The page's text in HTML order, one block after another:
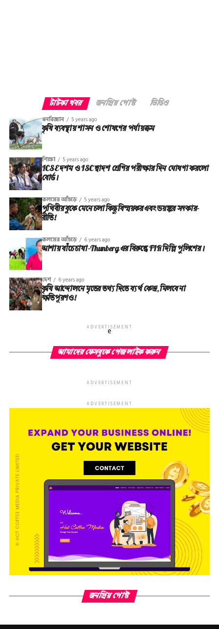
টাটকা খবর জনপ্রিয় পোস্ট ভিডিও
ধনবিজ্ঞান 5 years ago
কৃষি ব্যবস্থায় শাসন ও শোষণের পর্যায়ক্রম
শিক্ষা 5 years ago
ICSE দশম ও ISC দ্বাদশ শ্রেণির পরীক্ষার দিন ঘোষণা করলো
বোর্ড।
কলমের আঁচড়ে 5 years ago
পৃথিবীর বুকে মেনে চলা কিছু বিস্ময়কর এবং ভয়ঙ্কর সত্‍কার-
রীতি!
কলমের আঁচড়ে 6 years ago
আশায় বাঁচে চাষা-Thunberg এর বিরুদ্ধে FIR দিল্লি পুলিশের।
দেশ 6 years ago
কৃষি আন্দোলনে মৃতের তথ‌্য দিতে ব্যর্থ কেন্দ্র, মিলবে না
ক্ষতিপূরণও!
ADVERTISEMENT
e
আমাদের ফেসবুকে পেজ লাইক করুন
ADVERTISEMENT
ADVERTISEMENT
জনপ্রিয় পোস্ট